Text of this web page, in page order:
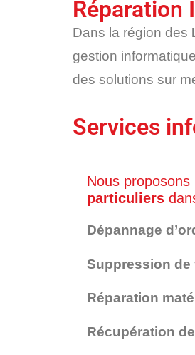
Réparation
Dans la région des
gestion
des solutions sur
Services
Nous
particuliers
Dépannage
Suppression de
Réparation
Récupération